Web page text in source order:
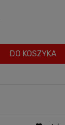
DO KOSZYKA